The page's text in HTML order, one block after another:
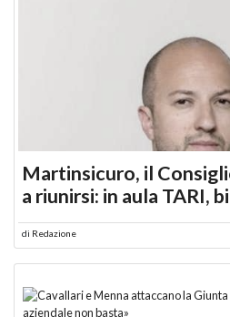
Martinsicuro, il
a riunirsi: in aula TARI,
di Redazione